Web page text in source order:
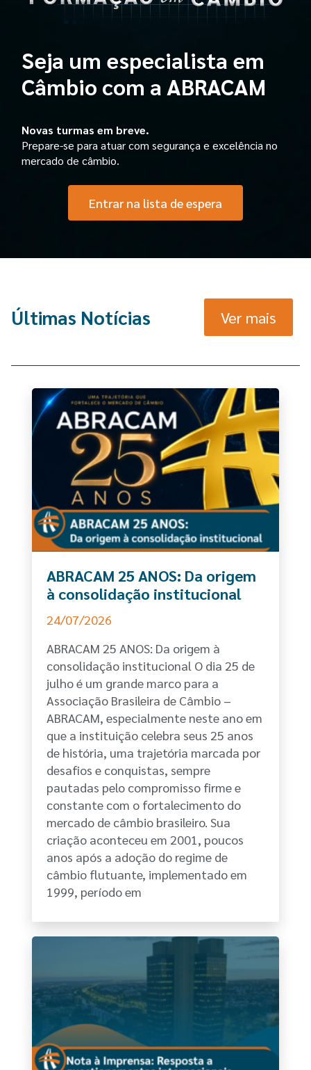
Seja um especialista em
Câmbio com a ABRACAM
Novas turmas em breve.
Prepare-se para atuar com segurança e excelência no
mercado de câmbio.
Entrar na lista de espera
Últimas Notícias Ver mais
ABRACAM 25 ANOS: Da origem
à consolidação institucional
24/07/2026
ABRACAM 25 ANOS: Da origem à
consolidação institucional O dia 25 de
julho é um grande marco para a
Associação Brasileira de Câmbio –
ABRACAM, especialmente neste ano em
que a instituição celebra seus 25 anos
de história, uma trajetória marcada por
desafios e conquistas, sempre
pautadas pelo compromisso firme e
constante com o fortalecimento do
mercado de câmbio brasileiro. Sua
criação aconteceu em 2001, poucos
anos após a adoção do regime de
câmbio flutuante, implementado em
1999, período em